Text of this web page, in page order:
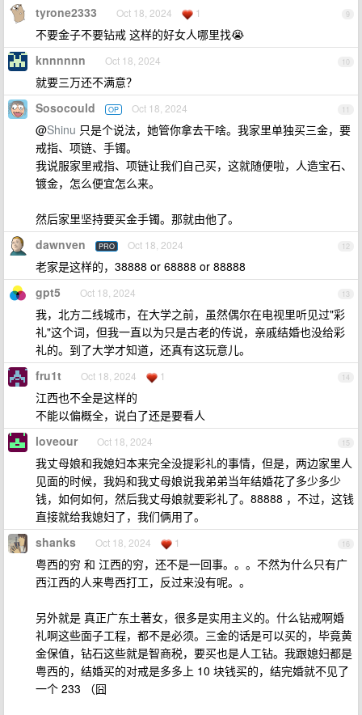
9
tyrone2333 Oct 18, 2024 1
不要金子不要钻戒 这样的好女人哪里找😭
10
knnnnnn Oct 18, 2024
就要三万还不满意？
11
Sosocould OP Oct 18, 2024
@Shinu 只是个说法，她管你拿去干啥。我家里单独买三金，要
戒指、项链、手镯。
我说服家里戒指、项链让我们自己买，这就随便啦，人造宝石、
镀金，怎么便宜怎么来。
然后家里坚持要买金手镯。那就由他了。
12
dawnven PRO Oct 18, 2024
老家是这样的，38888 or 68888 or 88888
13
gpt5 Oct 18, 2024
我，北方二线城市，在大学之前，虽然偶尔在电视里听见过"彩
礼"这个词，但我一直以为只是古老的传说，亲戚结婚也没给彩
礼的。到了大学才知道，还真有这玩意儿。
14
fru1t Oct 18, 2024 1
江西也不全是这样的
不能以偏概全，说白了还是要看人
15
loveour Oct 18, 2024
我丈母娘和我媳妇本来完全没提彩礼的事情，但是，两边家里人
见面的时候，我妈和我丈母娘说我弟弟当年结婚花了多少多少
钱，如何如何，然后我丈母娘就要彩礼了。88888 ，不过，这钱
直接就给我媳妇了，我们俩用了。
16
shanks Oct 18, 2024 1
粤西的穷 和 江西的穷，还不是一回事。。。不然为什么只有广
西江西的人来粤西打工，反过来没有呢。。
另外就是 真正广东土著女，很多是实用主义的。什么钻戒啊婚
礼啊这些面子工程，都不是必须。三金的话是可以买的，毕竟黄
金保值，钻石这些就是智商税，要买也是人工钻。我跟媳妇都是
粤西的，结婚买的对戒是多多上 10 块钱买的，结完婚就不见了
一个 233 （囧